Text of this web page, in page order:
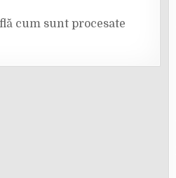
cum sunt procesate